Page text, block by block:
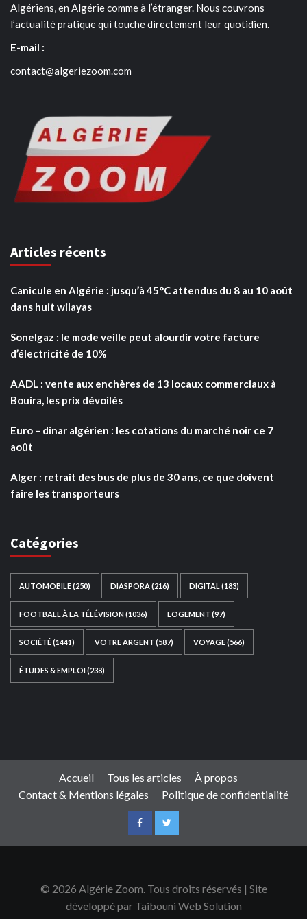
Algériens, en Algérie comme à l’étranger. Nous couvrons
l’actualité pratique qui touche directement leur quotidien.
E-mail :
contact@algeriezoom.com
Articles récents
Canicule en Algérie : jusqu’à 45°C attendus du 8 au 10 août
dans huit wilayas
Sonelgaz : le mode veille peut alourdir votre facture
d’électricité de 10%
AADL : vente aux enchères de 13 locaux commerciaux à
Bouira, les prix dévoilés
Euro – dinar algérien : les cotations du marché noir ce 7
août
Alger : retrait des bus de plus de 30 ans, ce que doivent
faire les transporteurs
Catégories
AUTOMOBILE(250) DIASPORA (216) DIGITAL (183)
FOOTBALL À LA TÉLÉVISION(1036) LOGEMENT (97)
SOCIÉTÉ(1441) VOTRE ARGENT (587) VOYAGE(566)
ÉTUDES & EMPLOI(238)
Accueil Tous les articles
À propos
Contact & Mentions légales
Politique de confidentialité
© 2026 Algérie Zoom. Tous droits réservés | Site
développé par Taibouni Web Solution